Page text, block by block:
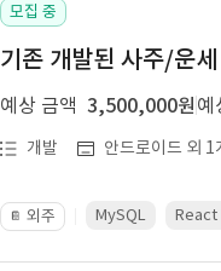
모집 중
기존 개발된 사주/운
예상 금액 3,500,000원 예
개발 안드로이드 외 1
📔 외주 MySQL React